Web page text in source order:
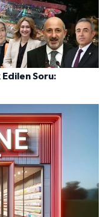
Edilen Soru: